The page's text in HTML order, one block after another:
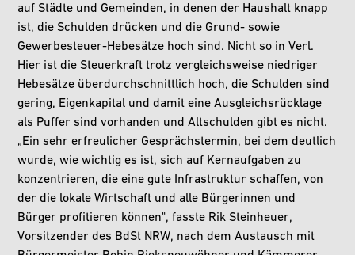
auf Städte und Gemeinden, in denen der Haushalt knapp
ist, die Schulden drücken und die Grund- sowie
Gewerbesteuer-Hebesätze hoch sind. Nicht so in Verl.
Hier ist die Steuerkraft trotz vergleichsweise niedriger
Hebesätze überdurchschnittlich hoch, die Schulden sind
gering, Eigenkapital und damit eine Ausgleichsrücklage
als Puffer sind vorhanden und Altschulden gibt es nicht.
„Ein sehr erfreulicher Gesprächstermin, bei dem deutlich
wurde, wie wichtig es ist, sich auf Kernaufgaben zu
konzentrieren, die eine gute Infrastruktur schaffen, von
der die lokale Wirtschaft und alle Bürgerinnen und
Bürger profitieren können", fasste Rik Steinheuer,
Vorsitzender des BdSt NRW, nach dem Austausch mit